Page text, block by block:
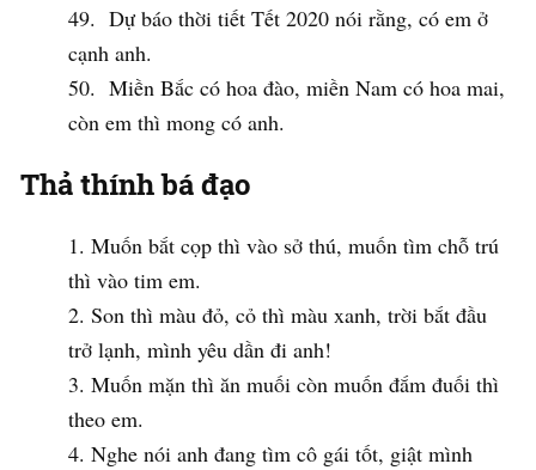
Dự báo thời tiết Tết 2020 nói rằng, có em ở
cạnh anh.
Miền Bắc có hoa đào, miền Nam có hoa mai,
còn em thì mong có anh.
Thả thính bá đạo
Muốn bắt cọp thì vào sở thú, muốn tìm chỗ trú
thì vào tim em.
Son thì màu đỏ, cỏ thì màu xanh, trời bắt đầu
trở lạnh, mình yêu dần đi anh!
Muốn mặn thì ăn muối còn muốn đắm đuối thì
theo em.
Nghe nói anh đang tìm cô gái tốt, giật mình